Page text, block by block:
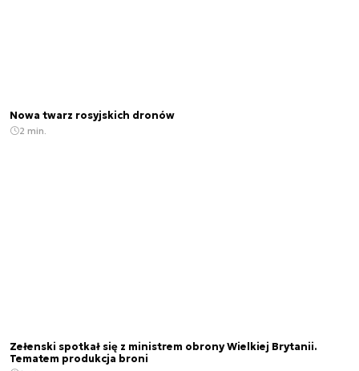
Nowa twarz rosyjskich dronów
2 min.
Zełenski spotkał się z ministrem obrony Wielkiej Brytanii.
Tematem produkcja broni